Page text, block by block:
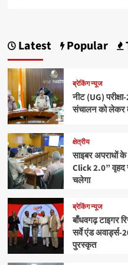
Latest Popular
ब्रेकिंग न्यूज
नीट (UG)
संचालन को लेकर
क्षेत्रीय
साइबर अपराधों के
Click 2.0” वृहद
चलेगा
ब्रेकिंग न्यूज
बाँधवगढ़ टाइगर
सर्वे एंड अवार्ड्स-
पुरस्कृत